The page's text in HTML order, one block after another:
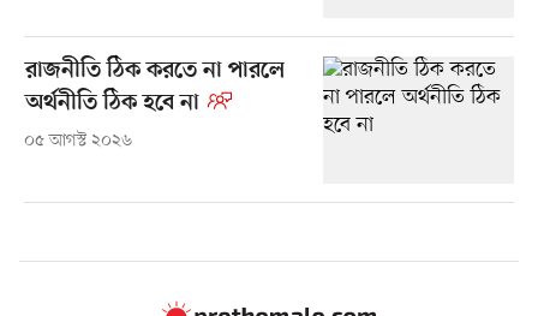
রাজনীতি ঠিক করতে না পারলে
অর্থনীতি ঠিক হবে না
০৫ আগস্ট ২০২৬